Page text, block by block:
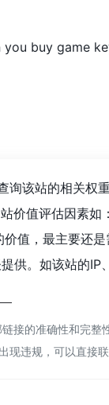
buy game
该站的相关权
价值评估因素
值，最主要还
。如该站的IP
接的准确性和完整
违规，可以直接